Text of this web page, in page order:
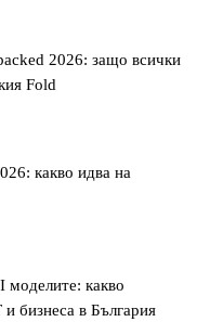
2026: защо всички
Fold
какво идва на
какво
и бизнеса в България